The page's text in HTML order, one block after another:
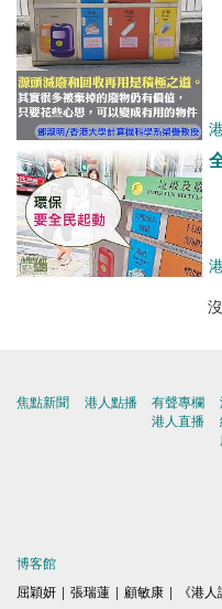
焦點新聞 港人點播
有聲專欄
港人直播
博客館
屈穎妍
張瑞蓮 顧敏康 《港